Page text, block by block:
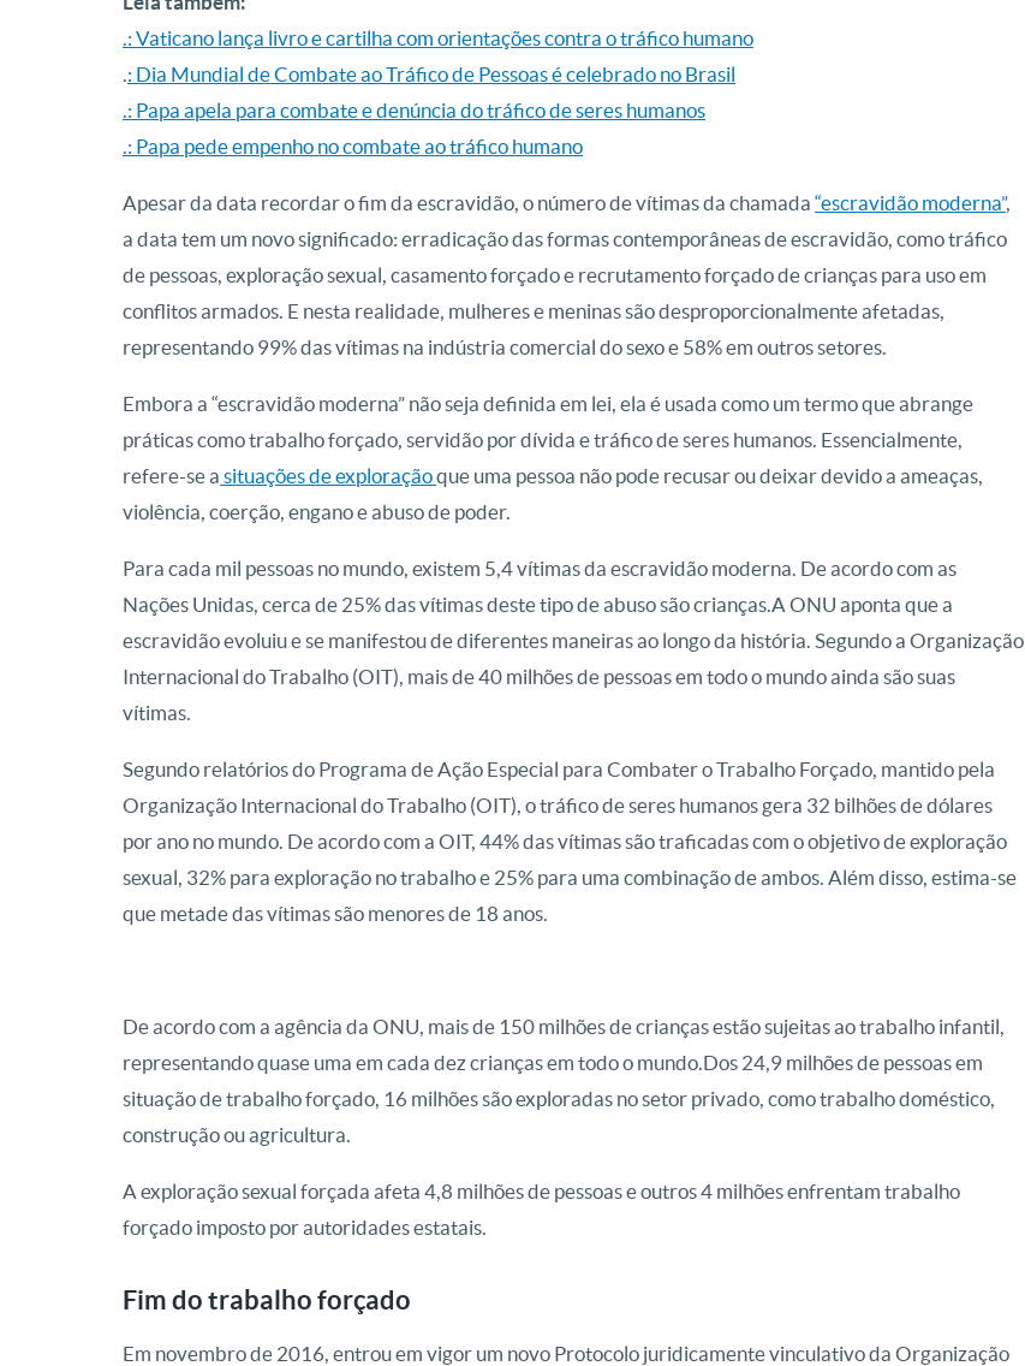
.: Vaticano lança livro e cartilha com orientações contra o tráfico humano
.: Dia Mundial de Combate ao Tráfico de Pessoas é celebrado no Brasil
.: Papa apela para combate e denúncia do tráfico de seres humanos
.: Papa pede empenho no combate ao tráfico humano
Apesar da data recordar o fim da escravidão, o número de vítimas da chamada “escravidão moderna”,
a data tem um novo significado: erradicação das formas contemporâneas de escravidão, como tráfico
de pessoas, exploração sexual, casamento forçado e recrutamento forçado de crianças para uso em
conflitos armados. E nesta realidade, mulheres e meninas são desproporcionalmente afetadas,
representando 99% das vítimas na indústria comercial do sexo e 58% em outros setores.
Embora a “escravidão moderna” não seja definida em lei, ela é usada como um termo que abrange
práticas como trabalho forçado, servidão por dívida e tráfico de seres humanos. Essencialmente,
refere-se a situações de exploraçãoque uma pessoa não pode recusar ou deixar devido a ameaças,
violência, coerção, engano e abuso de poder.
Para cada mil pessoas no mundo, existem 5,4 vítimas da escravidão moderna. De acordo com as
Nações Unidas, cerca de 25% das vítimas deste tipo de abuso são crianças.A ONU aponta que a
escravidão evoluiu e se manifestou de diferentes maneiras ao longo da história. Segundo a Organização
Internacional do Trabalho (OIT), mais de 40 milhões de pessoas em todo o mundo ainda são suas
vítimas.
Segundo relatórios do Programa de Ação Especial para Combater o Trabalho Forçado, mantido pela
Organização Internacional do Trabalho (OIT), o tráfico de seres humanos gera 32 bilhões de dólares
por ano no mundo. De acordo com a OIT, 44% das vítimas são traficadas com o objetivo de exploração
sexual, 32% para exploração no trabalho e 25% para uma combinação de ambos. Além disso, estima-se
que metade das vítimas são menores de 18 anos.
De acordo com a agência da ONU, mais de 150 milhões de crianças estão sujeitas ao trabalho infantil,
representando quase uma em cada dez crianças em todo o mundo.Dos 24,9 milhões de pessoas em
situação de trabalho forçado, 16 milhões são exploradas no setor privado, como trabalho doméstico,
construção ou agricultura.
A exploração sexual forçada afeta 4,8 milhões de pessoas e outros 4 milhões enfrentam trabalho
forçado imposto por autoridades estatais.
Fim do trabalho forçado
Em novembro de 2016, entrou em vigor um novo Protocolo juridicamente vinculativo da Organização